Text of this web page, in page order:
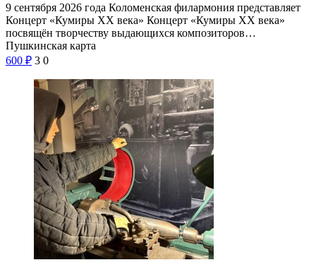
9 сентября 2026 года Коломенская филармония представляет
Концерт «Кумиры XX века» Концерт «Кумиры XX века»
посвящён творчеству выдающихся композиторов…
Пушкинская карта
600 ₽ 3 0